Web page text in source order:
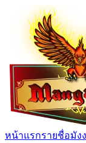
หน้าแรกรายชื่อมัง